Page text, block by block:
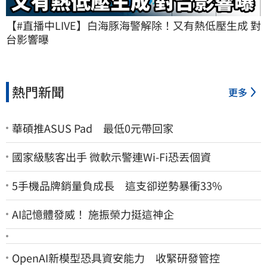
【#直播中LIVE】白海豚海警解除！又有熱低壓生成 對
台影響曝
熱門新聞 更多
華碩推ASUS Pad 最低0元帶回家
國家級駭客出手 微軟示警連Wi-Fi恐丟個資
5手機品牌銷量負成長 這支卻逆勢暴衝33%
AI記憶體發威！ 施振榮力挺這神企
OpenAI新模型恐具資安能力 收緊研發管控